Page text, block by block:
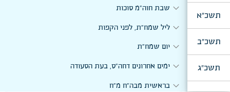
תשכ"א
תשכ"ב
תשכ"ג
expand_more שבת חוה"מ סוכות
expand_moreליל שמח"ת, לפני הקפות
expand_moreיום שמח"ת
expand_moreימים אחרונים דחה"ס, בעת הסעודה
expand_moreבראשית מבה"ח מ"ח